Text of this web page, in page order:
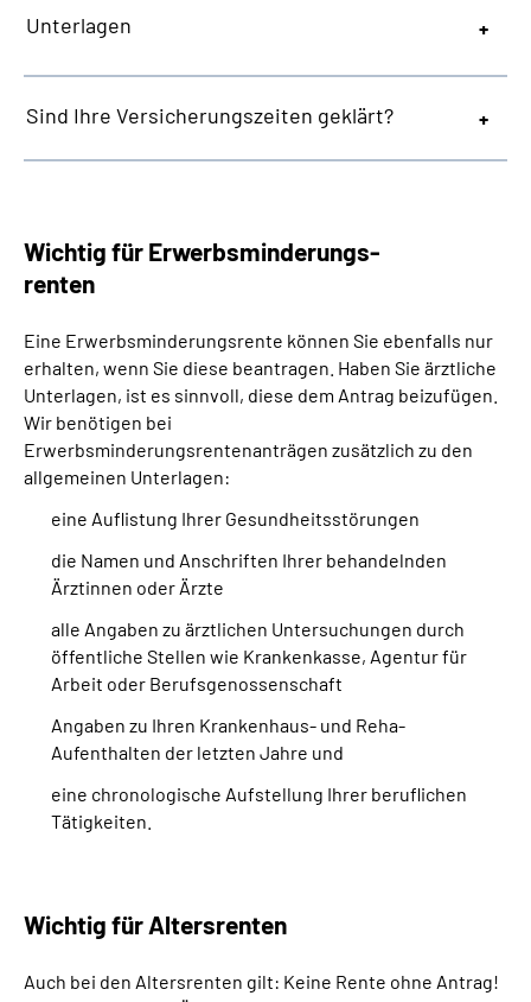
Unterlagen
Sind Ihre Versicherungszeiten geklärt?
Wichtig für Erwerbsminderungs-
renten
Eine Erwerbsminderungsrente können Sie ebenfalls nur
erhalten, wenn Sie diese beantragen. Haben Sie ärztliche
Unterlagen, ist es sinnvoll, diese dem Antrag beizufügen.
Wir benötigen bei
Erwerbsminderungsrentenanträgen zusätzlich zu den
allgemeinen Unterlagen:
eine Auflistung Ihrer Gesundheitsstörungen
die Namen und Anschriften Ihrer behandelnden
Ärztinnen oder Ärzte
alle Angaben zu ärztlichen Untersuchungen durch
öffentliche Stellen wie Krankenkasse, Agentur für
Arbeit oder Berufsgenossenschaft
Angaben zu Ihren Krankenhaus- und Reha-
Aufenthalten der letzten Jahre und
eine chronologische Aufstellung Ihrer beruflichen
Tätigkeiten.
Wichtig für Altersrenten
Auch bei den Altersrenten gilt: Keine Rente ohne Antrag!